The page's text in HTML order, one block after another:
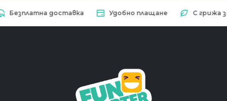
доставка Удобно плащане С грижа за